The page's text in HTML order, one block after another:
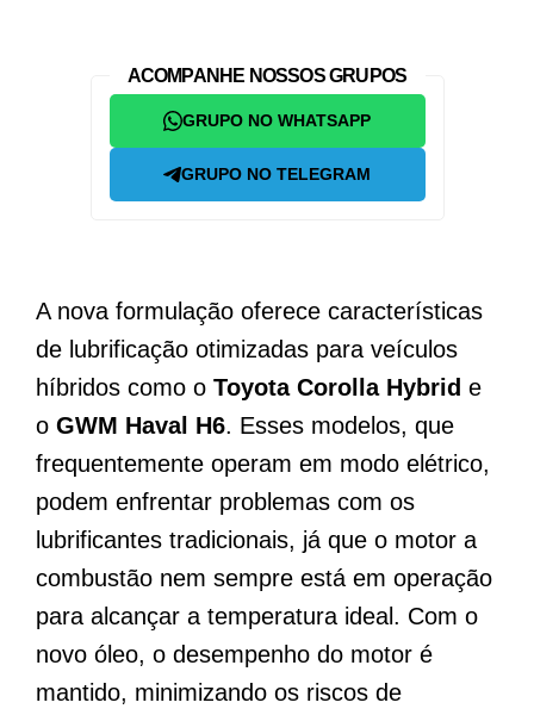
ACOMPANHE NOSSOS GRUPOS
GRUPO NO WHATSAPP
GRUPO NO TELEGRAM
A nova formulação oferece características
de lubrificação otimizadas para veículos
híbridos como o Toyota Corolla Hybrid e
o GWM Haval H6. Esses modelos, que
frequentemente operam em modo elétrico,
podem enfrentar problemas com os
lubrificantes tradicionais, já que o motor a
combustão nem sempre está em operação
para alcançar a temperatura ideal. Com o
novo óleo, o desempenho do motor é
mantido, minimizando os riscos de